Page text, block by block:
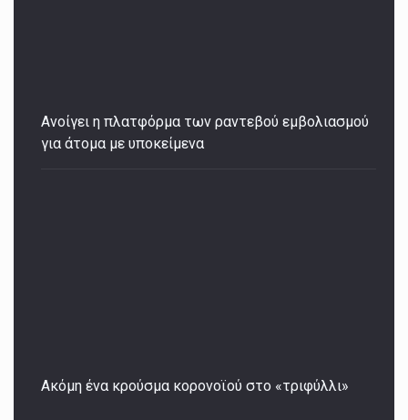
Ανοίγει η πλατφόρμα των ραντεβού εμβολιασμού
για άτομα με υποκείμενα
Ακόμη ένα κρούσμα κορονοϊού στο «τριφύλλι»